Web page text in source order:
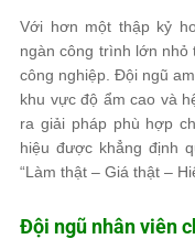
Với hơn một thập kỷ
ngàn công trình lớn
công nghiệp. Đội ngũ
khu vực độ ẩm cao và
ra giải pháp phù hợp
hiệu được khẳng định
“Làm thật – Giá thật –
Đội ngũ nhân viên